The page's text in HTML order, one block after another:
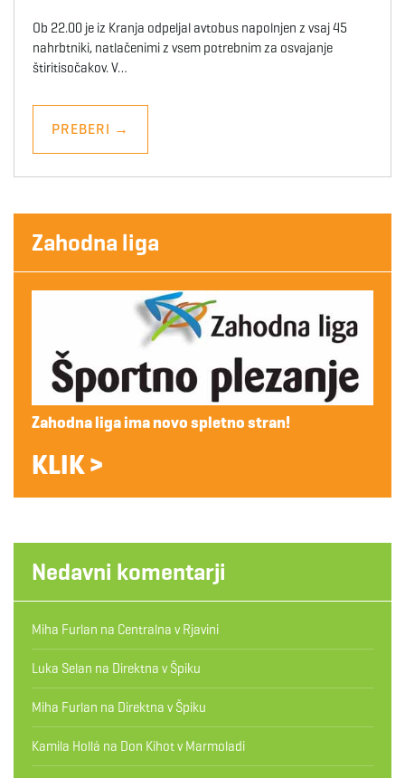
Ob 22.00 je iz Kranja odpeljal avtobus napolnjen z vsaj 45
nahrbtniki, natlačenimi z vsem potrebnim za osvajanje
štiritisočakov. V…
PREBERI →
Zahodna liga
Zahodna liga ima novo spletno stran!
KLIK >
Nedavni komentarji
Miha Furlan na Centralna v Rjavini
Luka Selan na Direktna v Špiku
Miha Furlan na Direktna v Špiku
Kamila Hollá na Don Kihot v Marmoladi